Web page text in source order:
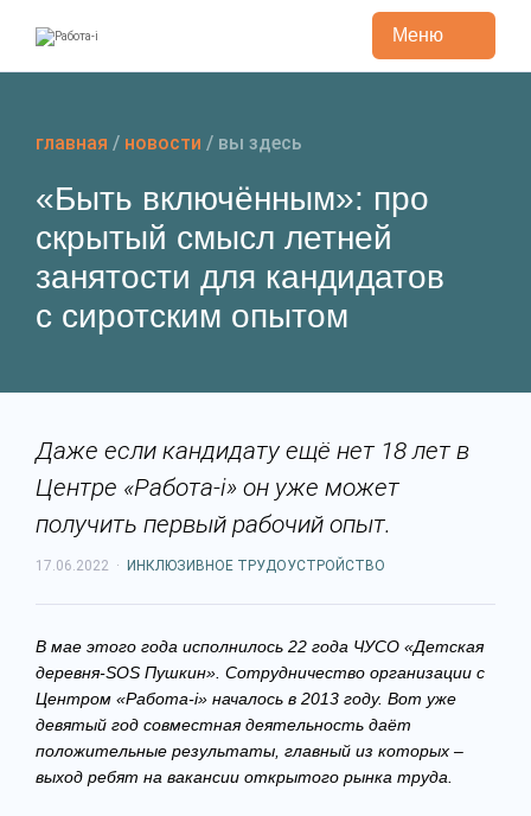
содержанию
Меню
главная / новости / вы здесь
«Быть включённым»: про
скрытый смысл летней
занятости для кандидатов
с сиротским опытом
Даже если кандидату ещё нет 18 лет в
Центре «Работа-i» он уже может
получить первый рабочий опыт.
17.06.2022 · ИНКЛЮЗИВНОЕ ТРУДОУСТРОЙСТВО
В мае этого года исполнилось 22 года ЧУСО «Детская
деревня-SOS Пушкин». Сотрудничество организации с
Центром «Работа-i» началось в 2013 году. Вот уже
девятый год совместная деятельность даёт
положительные результаты, главный из которых –
выход ребят на вакансии открытого рынка труда.